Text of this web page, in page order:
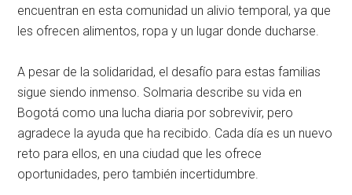
encuentran en esta comunidad un alivio temporal, ya que
les ofrecen alimentos, ropa y un lugar donde ducharse.
A pesar de la solidaridad, el desafío para estas familias
sigue siendo inmenso. Solmaria describe su vida en
Bogotá como una lucha diaria por sobrevivir, pero
agradece la ayuda que ha recibido. Cada día es un nuevo
reto para ellos, en una ciudad que les ofrece
oportunidades, pero también incertidumbre.